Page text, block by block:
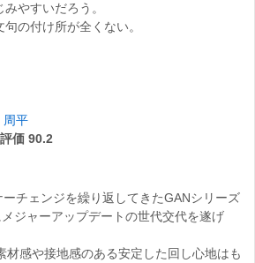
やすいだろう。
の付け所が全くない。
周平
価 90.2
チェンジを繰り返してきたGANシリーズ
ジャーアップデートの世代交代を遂げ
材感や接地感のある安定した回し心地はも